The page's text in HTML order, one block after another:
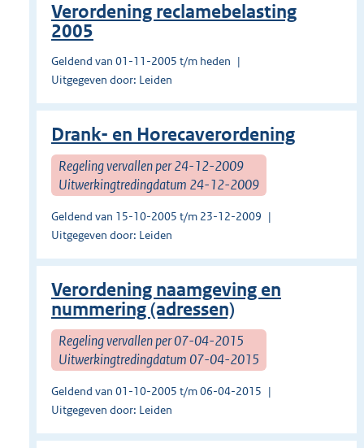
Verordening reclamebelasting
2005
Geldend van 01-11-2005 t/m heden
Uitgegeven door: Leiden
Drank- en Horecaverordening
Regeling vervallen per 24-12-2009
Uitwerkingtredingdatum 24-12-2009
Geldend van 15-10-2005 t/m 23-12-2009
Uitgegeven door: Leiden
Verordening naamgeving en
nummering (adressen)
Regeling vervallen per 07-04-2015
Uitwerkingtredingdatum 07-04-2015
Geldend van 01-10-2005 t/m 06-04-2015
Uitgegeven door: Leiden